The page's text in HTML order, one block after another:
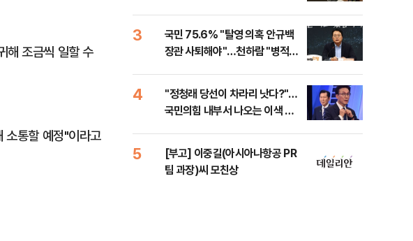
해 조금씩 일할 수
소통할 예정"이라고
3
국민 75.6% "탈영 의혹 안규백
장관 사퇴해야"…천하람 "병적기
4
​"정청래 당선이 차라리 낫다?"…
국민의힘 내부서 나오는 이색 셈
5
[부고] 이중길(아시아나항공 PR
팀 과장)씨 모친상